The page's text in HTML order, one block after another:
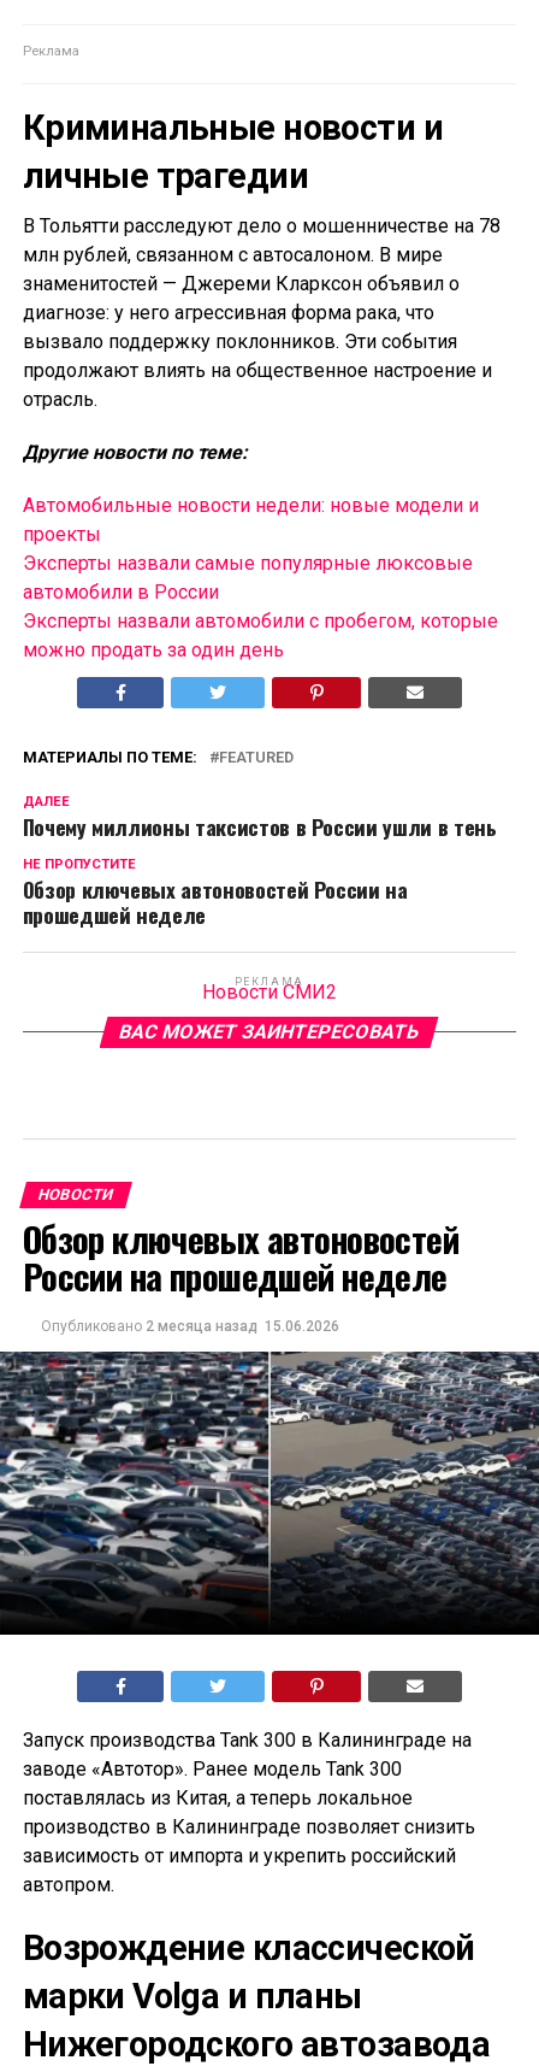
Криминальные новости и
личные трагедии
В Тольятти расследуют дело о мошенничестве на 78
млн рублей, связанном с автосалоном. В мире
знаменитостей — Джереми Кларксон объявил о
диагнозе: у него агрессивная форма рака, что
вызвало поддержку поклонников. Эти события
продолжают влиять на общественное настроение и
отрасль.
Другие новости по теме:
Автомобильные новости недели: новые модели и
проекты
Эксперты назвали самые популярные люксовые
автомобили в России
Эксперты назвали автомобили с пробегом, которые
можно продать за один день
МАТЕРИАЛЫ ПО ТЕМЕ: FEATURED
ДАЛЕЕ
Почему миллионы таксистов в России ушли в тень
НЕ ПРОПУСТИТЕ
Обзор ключевых автоновостей России на
прошедшей неделе
РЕКЛАМА
Новости СМИ2
ВАС МОЖЕТ ЗАИНТЕРЕСОВАТЬ
НОВОСТИ
Обзор ключевых автоновостей
России на прошедшей неделе
Опубликовано 2 месяца назад 15.06.2026
Запуск производства Tank 300 в Калининграде на
заводе «Автотор». Ранее модель Tank 300
поставлялась из Китая, а теперь локальное
производство в Калининграде позволяет снизить
зависимость от импорта и укрепить российский
автопром.
Возрождение классической
марки Volga и планы
Нижегородского автозавода